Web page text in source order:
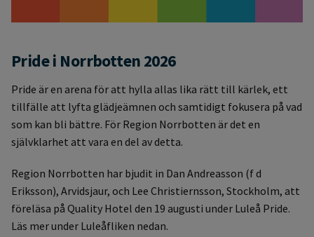
Pride i Norrbotten 2026
Pride är en arena för att hylla allas lika rätt till kärlek, ett
tillfälle att lyfta glädjeämnen och samtidigt fokusera på vad
som kan bli bättre. För Region Norrbotten är det en
självklarhet att vara en del av detta.
Region Norrbotten har bjudit in Dan Andreasson (f d
Eriksson), Arvidsjaur, och Lee Christiernsson, Stockholm, att
föreläsa på Quality Hotel den 19 augusti under Luleå Pride.
Läs mer under Luleåfliken nedan.